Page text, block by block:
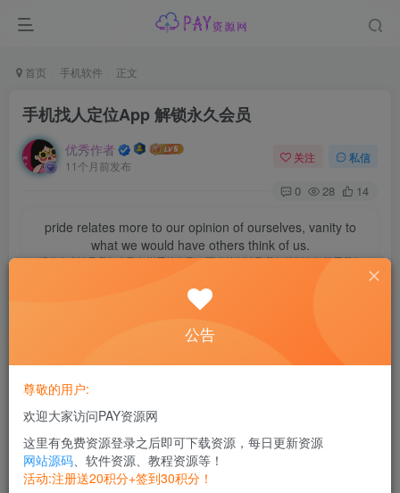
首页 手机软件 正文
手机找人定位App 解锁永久会员
优秀作者
11个月前发布
关注 私信
0 28 14
pride relates more to our opinion of ourselves, vanity to
what we would have others think of us.
骄傲多半涉及我们自己怎样看待自己，而虚荣则涉及我们想别人怎样看我们
公告
尊敬的用户:
欢迎大家访问PAY资源网
这里有免费资源登录之后即可下载资源，每日更新资源
网站源码、软件资源、教程资源等！
活动:注册送20积分+签到30积分！